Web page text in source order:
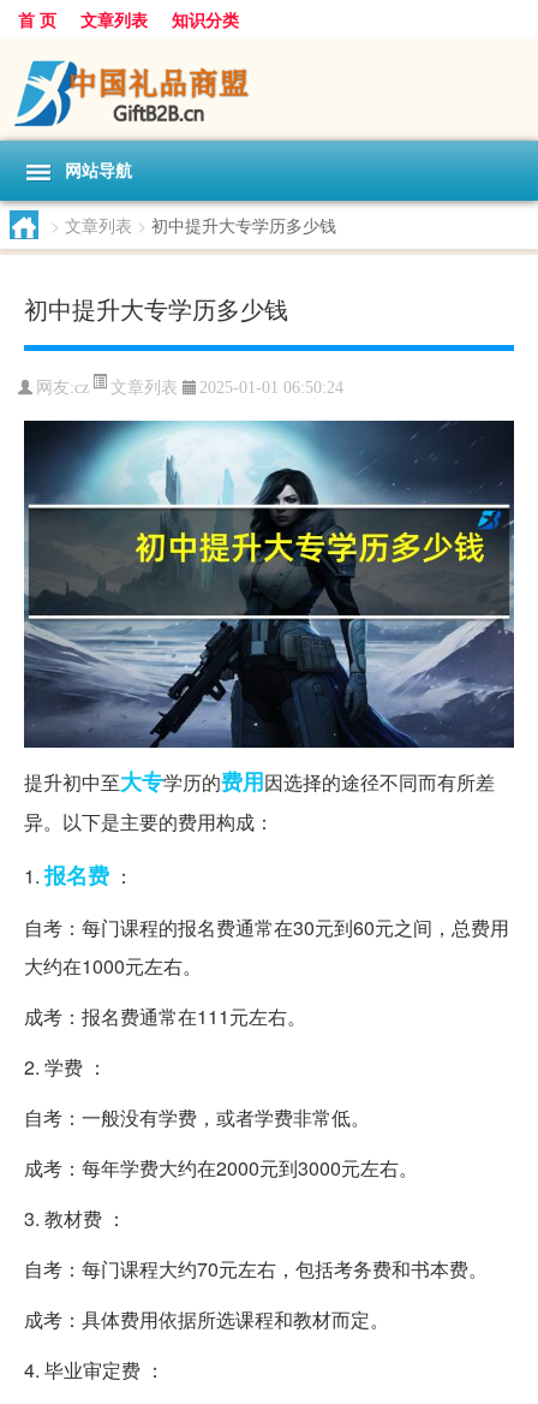
首 页 文章列表 知识分类
网站导航
> 文章列表 > 初中提升大专学历多少钱
初中提升大专学历多少钱
网友:cz 文章列表 2025-01-01 06:50:24
提升初中至大专学历的费用因选择的途径不同而有所差
异。以下是主要的费用构成：
1.报名费 ：
自考：每门课程的报名费通常在30元到60元之间，总费用
大约在1000元左右。
成考：报名费通常在111元左右。
2. 学费 ：
自考：一般没有学费，或者学费非常低。
成考：每年学费大约在2000元到3000元左右。
3. 教材费 ：
自考：每门课程大约70元左右，包括考务费和书本费。
成考：具体费用依据所选课程和教材而定。
4. 毕业审定费 ：